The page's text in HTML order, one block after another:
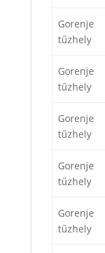
Gorenje
tűzhely
Gorenje
tűzhely
Gorenje
tűzhely
Gorenje
tűzhely
Gorenje
tűzhely